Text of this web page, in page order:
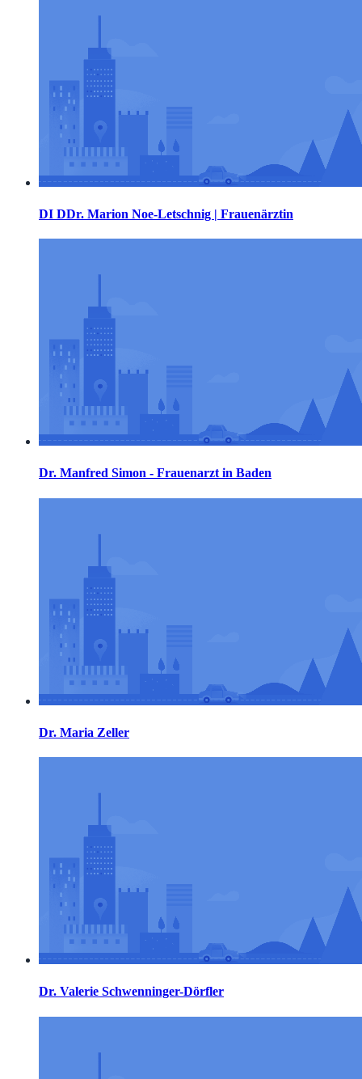
DI DDr. Marion Noe-Letschnig | Frauenärztin
Dr. Manfred Simon - Frauenarzt in Baden
Dr. Maria Zeller
Dr. Valerie Schwenninger-Dörfler